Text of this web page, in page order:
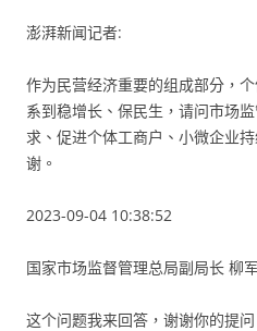
澎湃新闻记者:
作为民营经济重要的组成部分，
系到稳增长、保民生，请问市场
求、促进个体工商户、小微企业
谢。
2023-09-04 10:38:52
国家市场监督管理总局副局长 柳
这个问题我来回答，谢谢你的提